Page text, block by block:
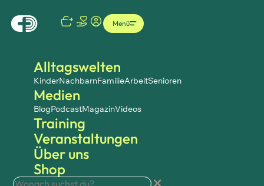
Alltagswelten
KinderNachbarnFamilieArbeitSenioren
Medien
BlogPodcastMagazinVideos
Training
Veranstaltungen
Über uns
Shop
Menü